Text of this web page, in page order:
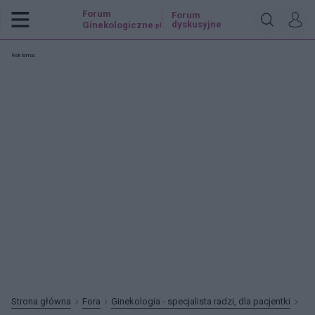
Forum
Ginekologiczne .pl
Forum
dyskusyjne
Reklama:
Strona główna Fora
Ginekologia - specjalista radzi, dla pacjentki